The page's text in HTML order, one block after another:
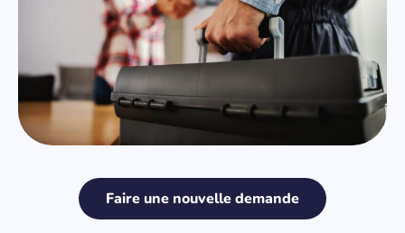
Faire une nouvelle demande